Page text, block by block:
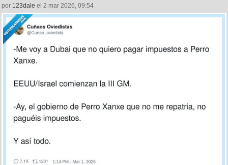
por 123dale el 2 mar 2026, 09:54